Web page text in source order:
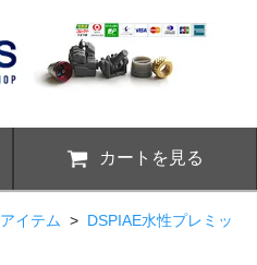
カートを見る
イテム > DSPIAE水性プレミッ